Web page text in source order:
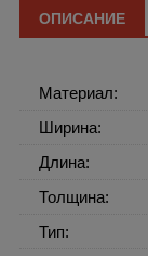
ОПИСАНИЕ
Материал:
Ширина:
Длина:
Толщина:
Тип: